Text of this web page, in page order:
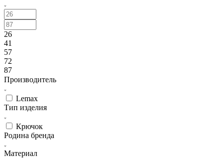
26
41
57
72
87
Производитель
Lemax
Тип изделия
Крючок
Родина бренда
Материал